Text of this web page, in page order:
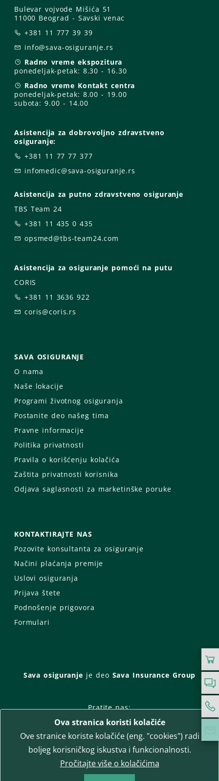
Bulevar vojvode Mišića 51
11000 Beograd - Savski venac
+381 11 777 39 39
info@sava-osiguranje.rs
Radno vreme ekspozitura
ponedeljak-petak: 8.30 - 16.30
Radno vreme Kontakt centra
ponedeljak-petak: 8.00 - 19.00
subota: 9.00 - 14.00
Asistencija za dobrovoljno zdravstveno
osiguranje:
+381 11 77 77 377
infomedic@sava-osiguranje.rs
Asistencija za putno zdravstveno osiguranje
TBS Team 24
+381 11 435 0 435
opsmed@tbs-team24.com
Asistencija za osiguranje pomoći na putu
CORIS
+381 11 3636 922
coris@coris.rs
SAVA OSIGURANJE
O nama
Naše lokacije
Programi životnog osiguranja
Postanite deo našeg tima
Pravne informacije
Politika privatnosti
Pravila o korišćenju kolačića
Zaštita privatnosti korisnika
Odjava saglasnosti za marketinške poruke
KONTAKTIRAJTE NAS
Pozovite konsultanta za osiguranje
Načini plaćanja premije
Uslovi osiguranja
Prijava štete
Podnošenje prigovora
Formulari
Sava osiguranje je deo Sava Insurance Group
Pratite nas:
Facebook
Instagram
LinkedIn
Twitter
YouTube
WhatsApp
T-media d.o.o. | napredne komunikacije
Ova stranica koristi kolačiće
Ove stranice koriste kolačiće (eng. "cookies") radi
boljeg korisničkog iskustva i funkcionalnosti.
Pročitajte više o kolačićima